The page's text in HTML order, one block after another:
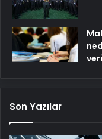
Son Yazılar